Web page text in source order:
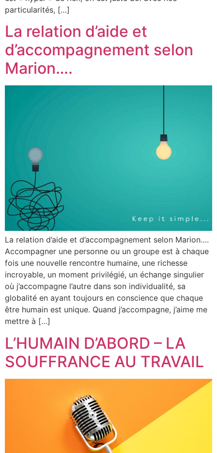
particularités, […]
La relation d’aide et
d’accompagnement selon
Marion….
La relation d’aide et d’accompagnement selon Marion….
Accompagner une personne ou un groupe est à chaque
fois une nouvelle rencontre humaine, une richesse
incroyable, un moment privilégié, un échange singulier
où j’accompagne l’autre dans son individualité, sa
globalité en ayant toujours en conscience que chaque
être humain est unique. Quand j’accompagne, j’aime me
mettre à […]
L’HUMAIN D’ABORD – LA
SOUFFRANCE AU TRAVAIL